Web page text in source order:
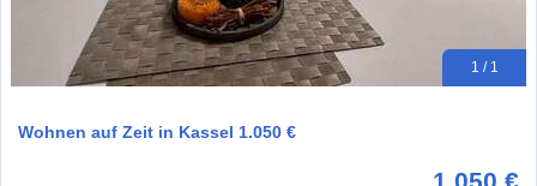
1 / 1
Wohnen auf Zeit in Kassel 1.050 €